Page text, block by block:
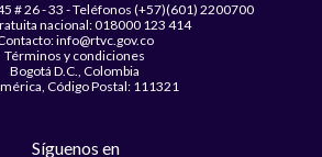
# 26 - 33 - Teléfonos (+57)(601) 2200700
nacional: 018000 123 414
info@rtvc.gov.co
Términos y condiciones
Bogotá D.C., Colombia
Código Postal: 111321
Síguenos en